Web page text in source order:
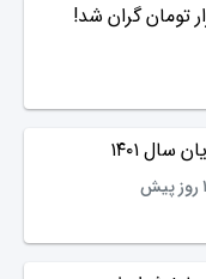
۱۴۰۱